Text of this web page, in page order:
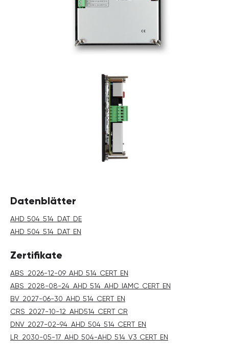
Datenblätter
AHD_504_514_DAT_DE
AHD_504_514_DAT_EN
Zertifikate
ABS_2026-12-09_AHD_514_CERT_EN
ABS_2028-08-24_AHD_514_AHD_IAMC_CERT_EN
BV_2027-06-30_AHD_514_CERT_EN
CRS_2027-10-12_AHD514_CERT_CR
DNV_2027-02-94_AHD_504_514_CERT_EN
LR_2030-05-17_AHD_504-AHD_514_V3_CERT_EN